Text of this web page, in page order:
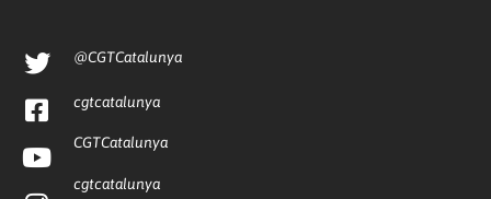
@CGTCatalunya
cgtcatalunya
CGTCatalunya
cgtcatalunya